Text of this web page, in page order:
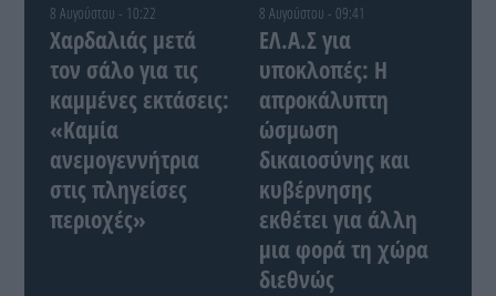
8 Αυγούστου - 10:22
Χαρδαλιάς μετά
τον σάλο για τις
καμμένες εκτάσεις:
«Καμία
ανεμογεννήτρια
στις πληγείσες
περιοχές»
8 Αυγούστου - 09:41
ΕΛ.Α.Σ για
υποκλοπές: Η
απροκάλυπτη
ώσμωση
δικαιοσύνης και
κυβέρνησης
εκθέτει για άλλη
μια φορά τη χώρα
διεθνώς